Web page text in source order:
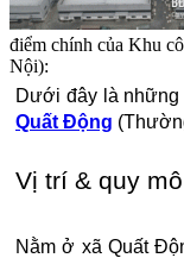
điểm chính của Khu
Nội):
Dưới đây là những
Quất Động
Vị trí & quy mô
Nằm ở xã Quất